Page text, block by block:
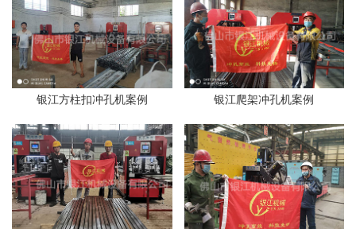
银江方柱扣冲孔机案例 银江爬架冲孔机案例